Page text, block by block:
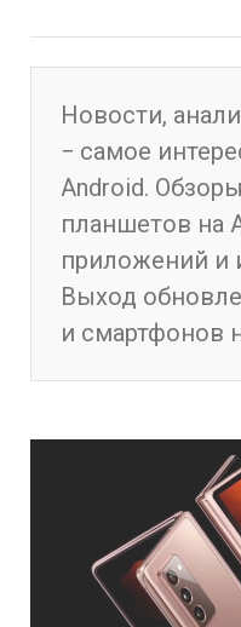
Новости,
− самое
Android.
планшетов на
приложений и
Выход
и смартфонов